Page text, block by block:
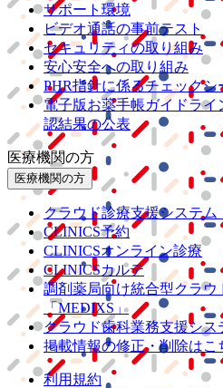
サポート環境
ビデオ通話の事前テスト
セキュリティの取り組み
安心安全への取り組み
PHR指針に係るチェック
電子版お薬手帳ガイドラ
認結果の公表
医療機関の方
医療機関の方
クラウド診療支援システム
CLINICS予約
CLINICSオンライン診療
CLINICSカルテ
調剤薬局向け統合型クラウ
「MEDIXS」
クラウド歯科業務支援シス
掲載情報の修正・削除はこ
利用規約